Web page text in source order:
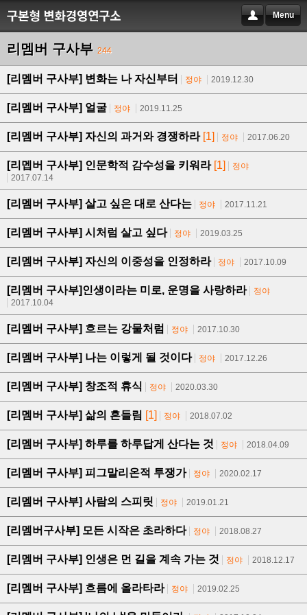
Menu
리멤버 구사부 244
[리멤버 구사부] 변화는 나 자신부터 정야 2019.12.30
[리멤버 구사부] 얼굴 정야 2019.11.25
[리멤버 구사부] 자신의 과거와 경쟁하라 [1] 정야 2017.06.20
[리멥버 구사부] 인문학적 감수성을 키워라 [1]
정야
2017.07.14
[리멤버 구사부] 살고 싶은 대로 산다는 정야 2017.11.21
[리멤버 구사부] 시처럼 살고 싶다 정야 2019.03.25
[리멤버 구사부] 자신의 이중성을 인정하라 정야 2017.10.09
[리멤버 구사부]인생이라는 미로, 운명을 사랑하라
정야
2017.10.04
[리멤버 구사부] 흐르는 강물처럼 정야 2017.10.30
[리멤버 구사부] 나는 이렇게 될 것이다 정야 2017.12.26
[리멤버 구사부] 창조적 휴식 정야 2020.03.30
[리멤버 구사부] 삶의 흔들림 [1] 정야 2018.07.02
[리멤버 구사부] 하루를 하루답게 산다는 것 정야 2018.04.09
[리멤버 구사부] 피그말리온적 투쟁가 정야 2020.02.17
[리멤버 구사부] 사람의 스피릿 정야 2019.01.21
[리멤버구사부] 모든 시작은 초라하다 정야 2018.08.27
[리멤버 구사부] 인생은 먼 길을 계속 가는 것 정야 2018.12.17
[리멤버 구사부] 흐름에 올라타라 정야 2019.02.25